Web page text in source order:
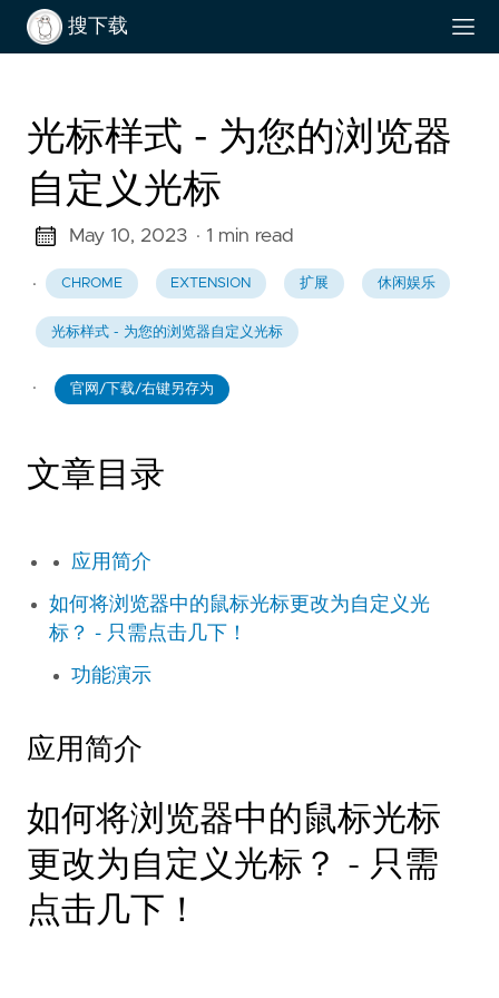
搜下载
光标样式 - 为您的浏览器
自定义光标
May 10, 2023 · 1 min read
· CHROME EXTENSION 扩展 休闲娱乐
光标样式 - 为您的浏览器自定义光标
· 官网/下载/右键另存为
文章目录
应用简介
如何将浏览器中的鼠标光标更改为自定义光
标？ - 只需点击几下！
功能演示
应用简介
如何将浏览器中的鼠标光标
更改为自定义光标？ - 只需
点击几下！